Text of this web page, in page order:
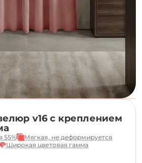
v16 с креплением
55%
Мягкая, не деформируется
Широкая цветовая гамма